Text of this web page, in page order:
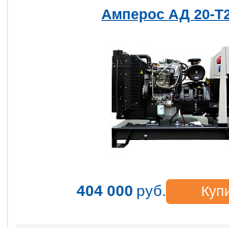
Амперос АД 20-
404 000 руб.